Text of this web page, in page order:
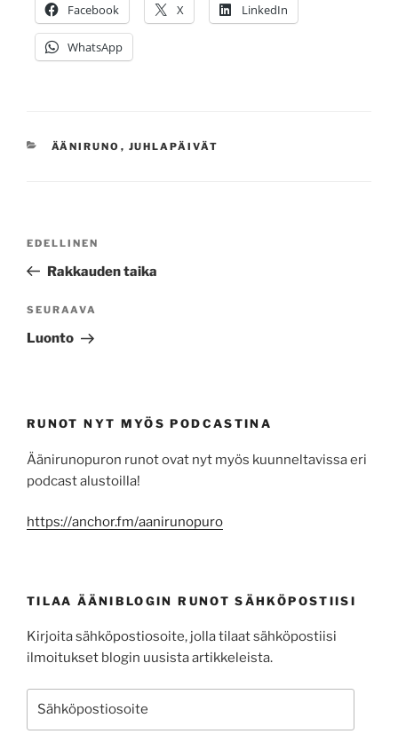
Facebook X LinkedIn
WhatsApp
KATEGORIAT
ÄÄNIRUNO , JUHLAPÄIVÄT
Edellinen
artikkeli
EDELLINEN
Rakkauden taika
Seuraava
artikkeli
SEURAAVA
Luonto
RUNOT NYT MYÖS PODCASTINA
Äänirunopuron runot ovat nyt myös kuunneltavissa eri
podcast alustoilla!
https://anchor.fm/aanirunopuro
TILAA ÄÄNIBLOGIN RUNOT SÄHKÖPOSTIISI
Kirjoita sähköpostiosoite, jolla tilaat sähköpostiisi
ilmoitukset blogin uusista artikkeleista.